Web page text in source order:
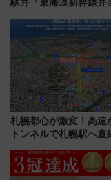
札幌都心が激変！高速
トンネルで札幌駅へ直
から本格着工、延長
事業の全貌